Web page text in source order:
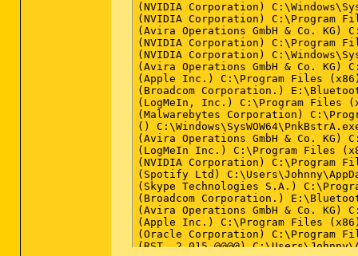
(NVIDIA Corporation)
(NVIDIA Corporation) C:\Program
(Avira Operations GmbH & Co.
(NVIDIA Corporation) C:\Program
(NVIDIA Corporation)
(Avira Operations GmbH & Co.
(Apple Inc.) C:\Program Files
(Broadcom Corporation.)
(LogMeIn, Inc.) C:\Program Files
(Malwarebytes Corporation)
()
(Avira Operations GmbH & Co.
(LogMeIn Inc.) C:\Program Files
(NVIDIA Corporation) C:\Program
(Spotify Ltd)
(Skype Technologies S.A.)
(Broadcom Corporation.)
(Avira Operations GmbH & Co.
(Apple Inc.) C:\Program Files
(Oracle Corporation) C:\Program
(RST  2 015 @@@@)